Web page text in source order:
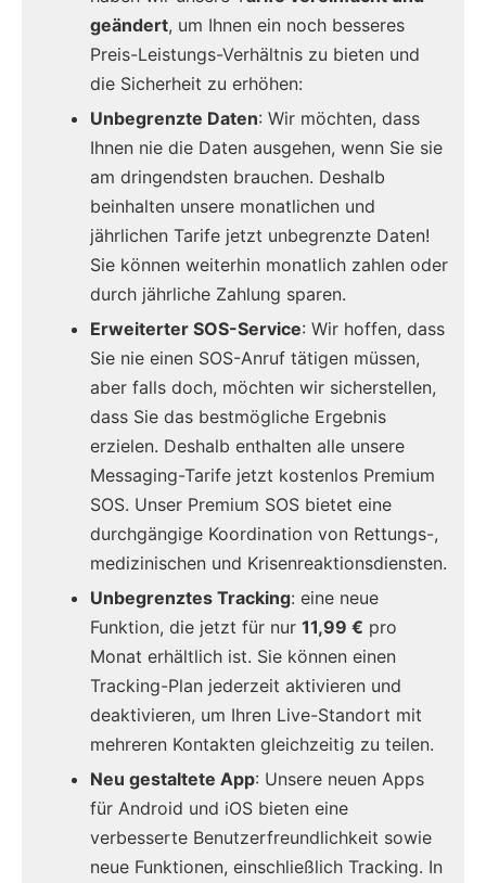
geändert, um Ihnen ein noch besseres
Preis-Leistungs-Verhältnis zu bieten und
die Sicherheit zu erhöhen:
Unbegrenzte Daten: Wir möchten, dass
Ihnen nie die Daten ausgehen, wenn Sie sie
am dringendsten brauchen. Deshalb
beinhalten unsere monatlichen und
jährlichen Tarife jetzt unbegrenzte Daten!
Sie können weiterhin monatlich zahlen oder
durch jährliche Zahlung sparen.
Erweiterter SOS-Service: Wir hoffen, dass
Sie nie einen SOS-Anruf tätigen müssen,
aber falls doch, möchten wir sicherstellen,
dass Sie das bestmögliche Ergebnis
erzielen. Deshalb enthalten alle unsere
Messaging-Tarife jetzt kostenlos Premium
SOS. Unser Premium SOS bietet eine
durchgängige Koordination von Rettungs-,
medizinischen und Krisenreaktionsdiensten.
Unbegrenztes Tracking: eine neue
Funktion, die jetzt für nur 11,99 € pro
Monat erhältlich ist. Sie können einen
Tracking-Plan jederzeit aktivieren und
deaktivieren, um Ihren Live-Standort mit
mehreren Kontakten gleichzeitig zu teilen.
Neu gestaltete App: Unsere neuen Apps
für Android und iOS bieten eine
verbesserte Benutzerfreundlichkeit sowie
neue Funktionen, einschließlich Tracking. In